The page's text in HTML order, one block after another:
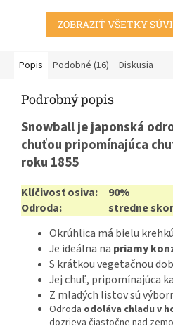
mykorízy.
ZOBRAZIŤ VŠETKY
Popis Podobné (16) Diskusia
Podrobný popis
Snowball je japonská
chuťou pripomínajúca
roku 1855
Klíčivosť osiva: 90%
Odroda:
stredne
Okrúhlica má bielu krehkú
Je ideálna na priamy
S krátkou vegetačnou
Jej chuť, pripomínajúca
Z mladých listov sú
Odroda odoláva chladu v
dozrieva čiastočne nad